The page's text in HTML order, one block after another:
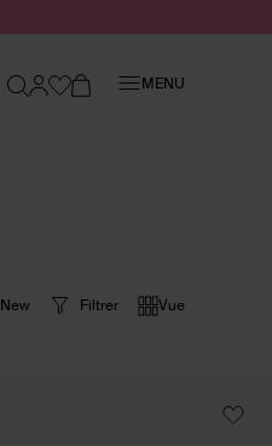
MENU
Filtrer Vue
New